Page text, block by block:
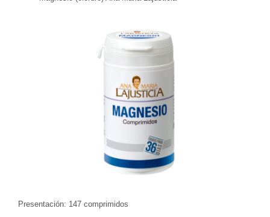
Presentación: 147 comprimidos